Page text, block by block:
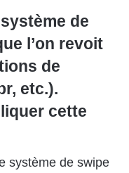
de
l’on revoit
de
etc.).
cette
système de swipe